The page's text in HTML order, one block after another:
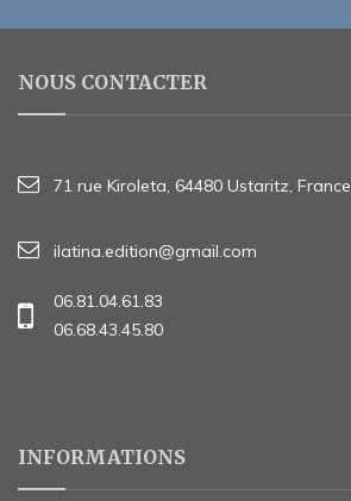
NOUS CONTACTER
71 rue Kiroleta, 64480 Ustaritz, France
ilatina.edition@gmail.com
06.81.04.61.83
06.68.43.45.80
INFORMATIONS